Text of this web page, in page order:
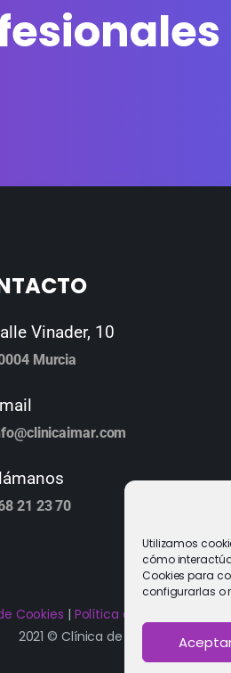
Utilizamos
cómo
Cookies para
configurarlas o
Vinader, 10
Murcia
21 23 70
Cookies | Política de privacidad
2021 © Clínica de Fertilidad Imar